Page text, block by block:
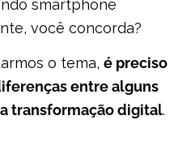
você concorda?
o tema, é preciso
entre alguns
transformação digital.